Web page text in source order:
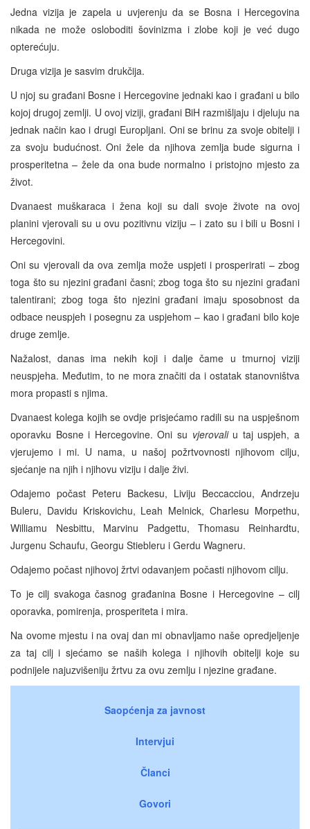
Jedna vizija je zapela u uvjerenju da se Bosna i Hercegovina
nikada ne može osloboditi šovinizma i zlobe koji je već dugo
opterećuju.
Druga vizija je sasvim drukčija.
U njoj su građani Bosne i Hercegovine jednaki kao i građani u bilo
kojoj drugoj zemlji. U ovoj viziji, građani BiH razmišljaju i djeluju na
jednak način kao i drugi Europljani. Oni se brinu za svoje obitelji i
za svoju budućnost. Oni žele da njihova zemlja bude sigurna i
prosperitetna – žele da ona bude normalno i pristojno mjesto za
život.
Dvanaest muškaraca i žena koji su dali svoje živote na ovoj
planini vjerovali su u ovu pozitivnu viziju – i zato su i bili u Bosni i
Hercegovini.
Oni su vjerovali da ova zemlja može uspjeti i prosperirati – zbog
toga što su njezini građani časni; zbog toga što su njezini građani
talentirani; zbog toga što njezini građani imaju sposobnost da
odbace neuspjeh i posegnu za uspjehom – kao i građani bilo koje
druge zemlje.
Nažalost, danas ima nekih koji i dalje čame u tmurnoj viziji
neuspjeha. Međutim, to ne mora značiti da i ostatak stanovništva
mora propasti s njima.
Dvanaest kolega kojih se ovdje prisjećamo radili su na uspješnom
oporavku Bosne i Hercegovine. Oni su vjerovali u taj uspjeh, a
vjerujemo i mi. U nama, u našoj požrtvovnosti njihovom cilju,
sjećanje na njih i njihovu viziju i dalje živi.
Odajemo počast Peteru Backesu, Liviju Beccacciou, Andrzeju
Buleru, Davidu Kriskovichu, Leah Melnick, Charlesu Morpethu,
Williamu Nesbittu, Marvinu Padgettu, Thomasu Reinhardtu,
Jurgenu Schaufu, Georgu Stiebleru i Gerdu Wagneru.
Odajemo počast njihovoj žrtvi odavanjem počasti njihovom cilju.
To je cilj svakoga časnog građanina Bosne i Hercegovine – cilj
oporavka, pomirenja, prosperiteta i mira.
Na ovome mjestu i na ovaj dan mi obnavljamo naše opredjeljenje
za taj cilj i sjećamo se naših kolega i njihovih obitelji koje su
podnijele najuzvišeniju žrtvu za ovu zemlju i njezine građane.
Saopćenja za javnost
Intervjui
Članci
Govori